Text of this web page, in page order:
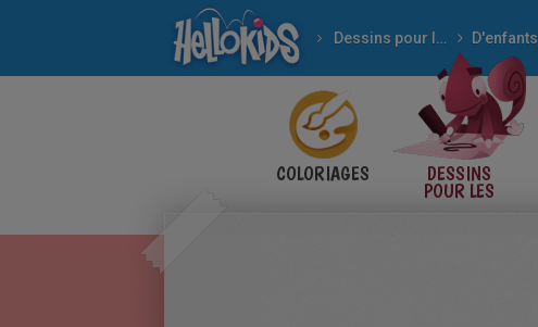
Dessins pour les enfants D'enfants
COLORIAGES DESSINS
POUR LES